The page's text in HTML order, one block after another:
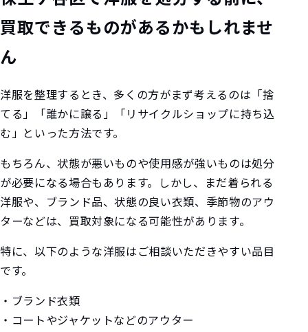
買取できるものがあるかもしれませ
ん
洋服を整理するとき、多くの方がまず考えるのは「捨
てる」「誰かに譲る」「リサイクルショップに持ち込
む」といった方法です。
もちろん、状態が悪いものや使用感が強いものは処分
が必要になる場合もあります。しかし、まだ着られる
洋服や、ブランド品、状態の良い衣類、季節物のアウ
ターなどは、買取対象になる可能性があります。
特に、以下のような洋服はご相談いただきやすい品目
です。
・ブランド衣類
・コートやジャケットなどのアウター